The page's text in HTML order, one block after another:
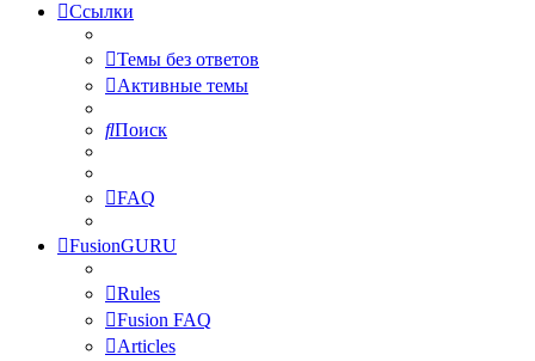
Ссылки
Темы без ответов
Активные темы
Поиск
FAQ
FusionGURU
Rules
Fusion FAQ
Articles